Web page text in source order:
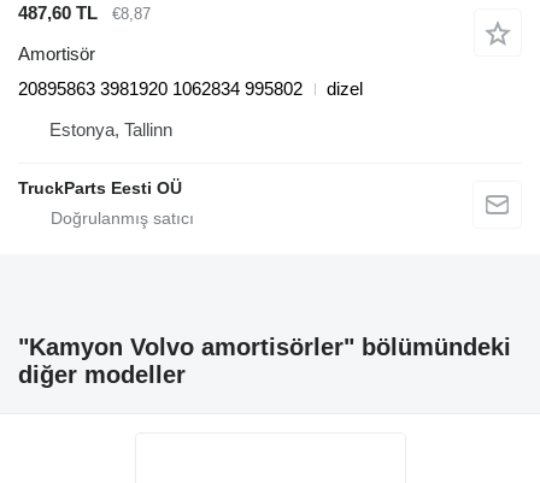
487,60 TL €8,87
Amortisör
20895863 3981920 1062834 995802
dizel
Estonya, Tallinn
TruckParts Eesti OÜ
"Kamyon Volvo amortisörler" bölümündeki
diğer modeller